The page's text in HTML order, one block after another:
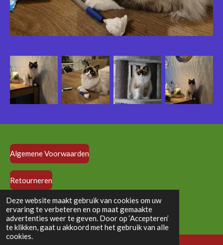
Deze website maakt gebruik van cookies om uw
ervaring te verbeteren en op maat gemaakte
advertenties weer te geven. Door op ‘Accepteren’
te klikken, gaat u akkoord met het gebruik van alle
cookies.
Algemene Voorwaarden
Retourneren
© 2024 - 2026 vloedlijndolls.nl
Powered byJouwWeb